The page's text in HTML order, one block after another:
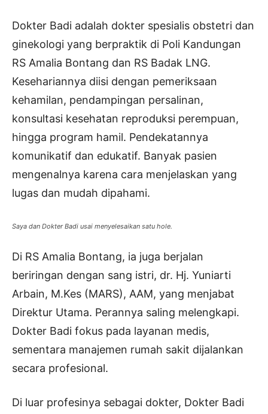
Dokter Badi adalah dokter spesialis obstetri dan
ginekologi yang berpraktik di Poli Kandungan
RS Amalia Bontang dan RS Badak LNG.
Kesehariannya diisi dengan pemeriksaan
kehamilan, pendampingan persalinan,
konsultasi kesehatan reproduksi perempuan,
hingga program hamil. Pendekatannya
komunikatif dan edukatif. Banyak pasien
mengenalnya karena cara menjelaskan yang
lugas dan mudah dipahami.
Saya dan Dokter Badi usai menyelesaikan satu hole.
Di RS Amalia Bontang, ia juga berjalan
beriringan dengan sang istri, dr. Hj. Yuniarti
Arbain, M.Kes (MARS), AAM, yang menjabat
Direktur Utama. Perannya saling melengkapi.
Dokter Badi fokus pada layanan medis,
sementara manajemen rumah sakit dijalankan
secara profesional.
Di luar profesinya sebagai dokter, Dokter Badi